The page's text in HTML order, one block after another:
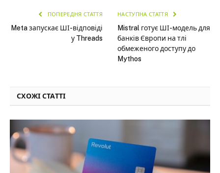
ПОПЕРЕДНЯ СТАТТЯ
Meta запускає ШІ-відповіді
у Threads
НАСТУПНА СТАТТЯ
Mistral готує ШІ-модель для
банків Європи на тлі
обмеженого доступу до
Mythos
СХОЖІ СТАТТІ